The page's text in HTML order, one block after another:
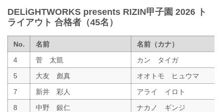
DELiGHTWORKS presents RIZIN甲子園 2026 ト
ライアウト 合格者（45名）
No. 名前
名前（カナ）
4
菅 太凱
カン タイガ
5
大友 彪真
オオトモ ヒュウマ
7
新井 彩人
アライ イロト
8
中野 銀仁
ナカノ ギンジ